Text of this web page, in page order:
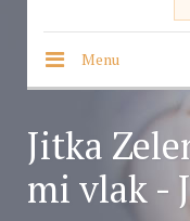
Menu
Jitka
mi vlak -